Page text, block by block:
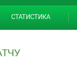
СТАТИСТИКА